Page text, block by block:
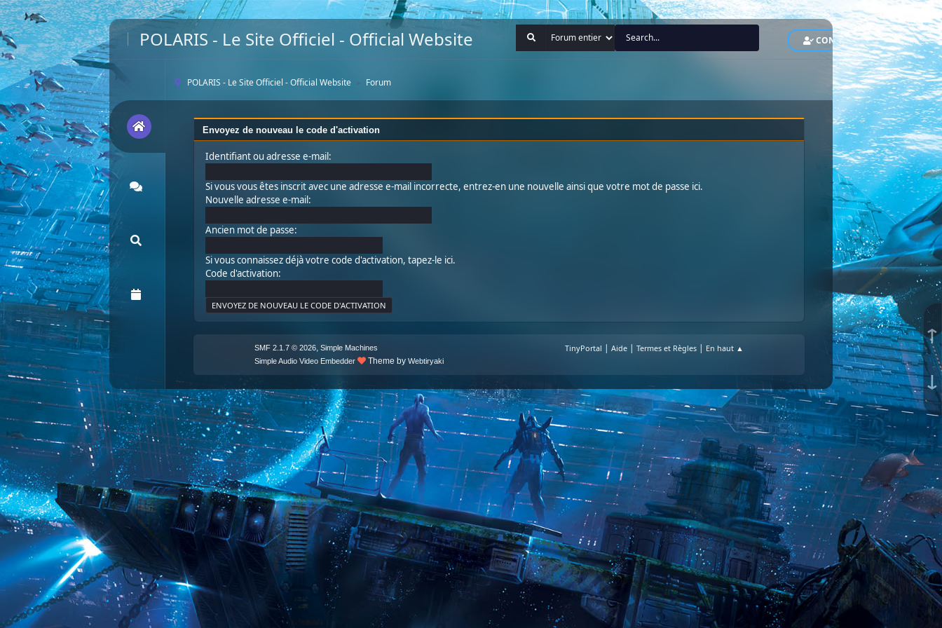
↑
↓
POLARIS - Le Site Officiel - Official Website CONNEXION
POLARIS - Le Site Officiel - Official Website Forum
Envoyez de nouveau le code d'activation
Identifiant ou adresse e-mail:
Si vous vous êtes inscrit avec une adresse e-mail incorrecte, entrez-en une nouvelle ainsi que votre mot de passe ici.
Nouvelle adresse e-mail:
Ancien mot de passe:
Si vous connaissez déjà votre code d'activation, tapez-le ici.
Code d'activation:
TinyPortal Aide Termes et Règles En haut ▲
SMF 2.1.7 © 2026, Simple Machines
Simple Audio Video Embedder
Theme by Webtiryaki